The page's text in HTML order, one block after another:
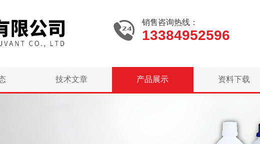
销售咨询热线：
13384952596
技术文章 产品展示 资料下载